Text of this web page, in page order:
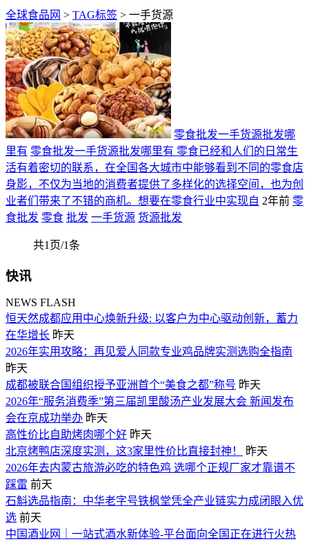
全球食品网 > TAG标签 > 一手货源
零食批发一手货源批发哪
里有 零食批发一手货源批发哪里有 零食已经和人们的日常生
活有着密切的联系，在全国各大城市中能够看到不同的零食店
身影，不仅为当地的消费者提供了多样化的选择空间，也为创
业者们带来了不错的商机。想要在零食行业中实现自 2年前 零
食批发 零食 批发 一手货源 货源批发
共1页/1条
快讯
NEWS FLASH
恒天然成都应用中心焕新升级: 以客户为中心驱动创新，蓄力
在华增长 昨天
2026年实用攻略：再见爱人同款专业鸡品牌实测选购全指南
昨天
成都被联合国组织授予亚洲首个“美食之都”称号 昨天
2026年“服务消费季”第三届凯里酸汤产业发展大会 新闻发布
会在京成功举办 昨天
高性价比自助烤肉哪个好 昨天
北京烤鸭店深度实测，这3家里性价比直接封神！
昨天
2026年去内蒙古旅游必吃的特色鸡 选哪个正规厂家才靠谱不
踩雷 前天
石斛选品指南：中华老字号铁枫堂凭全产业链实力成闭眼入优
选 前天
中国酒业网｜一站式酒水新体验-平台面向全国正在进行火热